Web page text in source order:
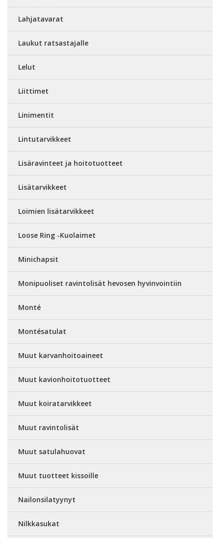
Lahjatavarat
Laukut ratsastajalle
Lelut
Liittimet
Linimentit
Lintutarvikkeet
Lisäravinteet ja hoitotuotteet
Lisätarvikkeet
Loimien lisätarvikkeet
Loose Ring -Kuolaimet
Minichapsit
Monipuoliset ravintolisät hevosen hyvinvointiin
Monté
Montésatulat
Muut karvanhoitoaineet
Muut kavionhoitotuotteet
Muut koiratarvikkeet
Muut ravintolisät
Muut satulahuovat
Muut tuotteet kissoille
Nailonsilatyynyt
Nilkkasukat